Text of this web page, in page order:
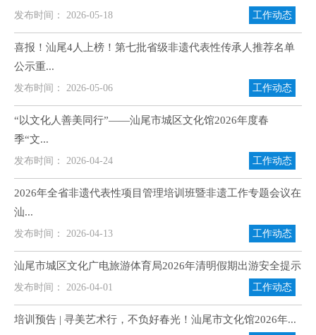
发布时间： 2026-05-18 工作动态
喜报！汕尾4人上榜！第七批省级非遗代表性传承人推荐名单
公示重...
发布时间： 2026-05-06 工作动态
“以文化人善美同行”——汕尾市城区文化馆2026年度春
季“文...
发布时间： 2026-04-24 工作动态
2026年全省非遗代表性项目管理培训班暨非遗工作专题会议在
汕...
发布时间： 2026-04-13 工作动态
汕尾市城区文化广电旅游体育局2026年清明假期出游安全提示
发布时间： 2026-04-01 工作动态
培训预告 | 寻美艺术行，不负好春光！汕尾市文化馆2026年...